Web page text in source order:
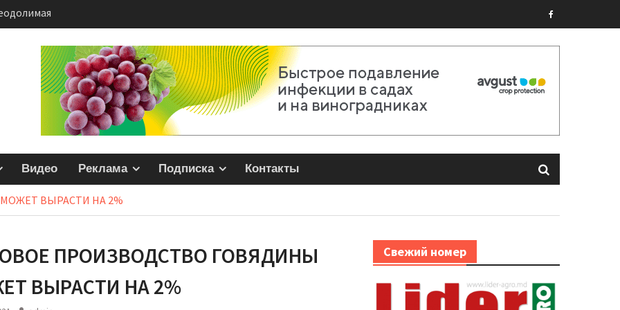
на базе
ISOBUS
и LEMKEN
автономные
Видео Реклама Подписка Контакты
ВЫРАСТИ НА 2%
ПРОИЗВОДСТВО ГОВЯДИНЫ
ВЫРАСТИ НА 2%
Свежий номер